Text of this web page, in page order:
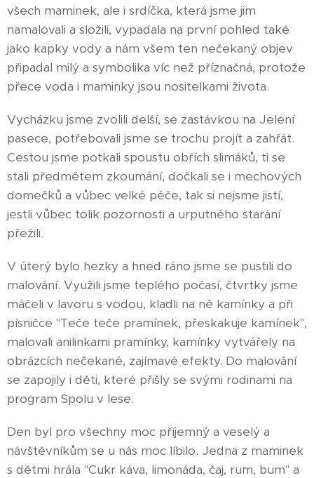
všech maminek, ale i srdíčka, která jsme jim
namalovali a složili, vypadala na první pohled také
jako kapky vody a nám všem ten nečekaný objev
připadal milý a symbolika víc než příznačná, protože
přece voda i maminky jsou nositelkami života.
Vycházku jsme zvolili delší, se zastávkou na Jelení
pasece, potřebovali jsme se trochu projít a zahřát.
Cestou jsme potkali spoustu obřích slimáků, ti se
stali předmětem zkoumání, dočkali se i mechových
domečků a vůbec velké péče, tak si nejsme jistí,
jestli vůbec tolik pozornosti a urputného starání
přežili.
V úterý bylo hezky a hned ráno jsme se pustili do
malování. Využili jsme teplého počasí, čtvrtky jsme
máčeli v lavoru s vodou, kladli na ně kamínky a při
písničce "Teče teče pramínek, přeskakuje kamínek",
malovali anilinkami pramínky, kamínky vytvářely na
obrázcích nečekané, zajímavé efekty. Do malování
se zapojily i děti, které přišly se svými rodinami na
program Spolu v lese.
Den byl pro všechny moc příjemný a veselý a
návštěvníkům se u nás moc líbilo. Jedna z maminek
s dětmi hrála "Cukr káva, limonáda, čaj, rum, bum" a